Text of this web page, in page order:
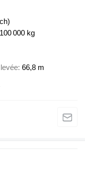
100 000 kg
66,8 m